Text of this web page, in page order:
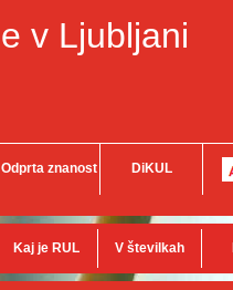
v Ljubljani
Odprta znanost DiKUL
Kaj je RUL V številkah